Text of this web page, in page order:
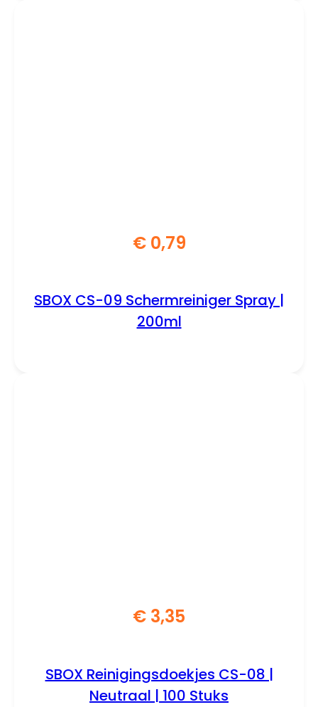
€0,79
SBOX CS-09 Schermreiniger Spray |
200ml
€ 3,35
SBOX Reinigingsdoekjes CS-08 |
Neutraal | 100 Stuks